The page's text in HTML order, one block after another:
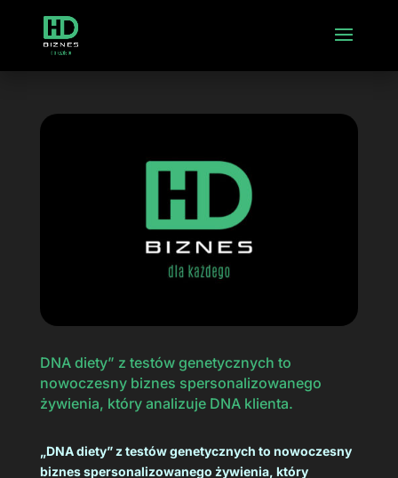
DNA diety” z testów genetycznych to
nowoczesny biznes spersonalizowanego
żywienia, który analizuje DNA klienta.
„DNA diety” z testów genetycznych to nowoczesny
biznes spersonalizowanego żywienia, który